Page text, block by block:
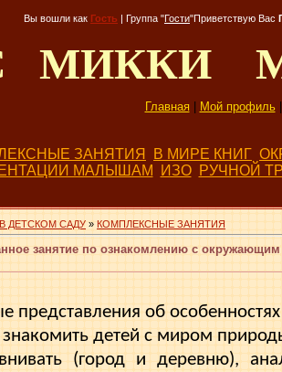
Вы вошли как Гость | Группа "Гости"Приветствую Вас
МИККИ
Главная| Мой профиль|
ЗАНЯТИЯ В МИРЕ КНИГ
МАЛЫШАМ ИЗО РУЧНОЙ
ДЕТСКОМ САДУ » КОМПЛЕКСНЫЕ ЗАНЯТИЯ
занятие по ознакомлению с
представления об
детей с миром
(город и деревню),